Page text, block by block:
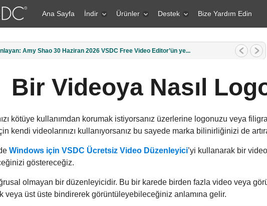
Ana Sayfa İndir Ürünler Destek Bize Yardım Edin
Shao tarafından yayımlandı: 11 Mart 2026 Yaratıcı bir insan içi...
Bir Videoya Nasıl
kötüye kullanımdan korumak istiyorsanız üzerlerine logonuzu veya
kendi videolarınızı kullanıyorsanız bu sayede marka bilinirliğinizi de
Windows için VSDC Ücretsiz Video Düzenleyici’yi kullanarak bir
göstereceğiz.
olmayan bir düzenleyicidir. Bu bir karede birden fazla video veya
veya üst üste bindirerek görüntüleyebileceğiniz anlamına gelir.